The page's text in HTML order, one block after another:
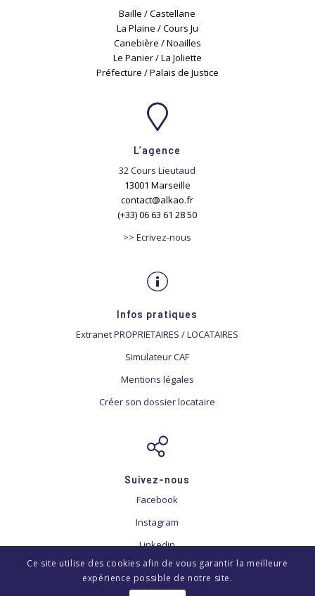
Baille / Castellane
La Plaine / Cours Ju
Canebière / Noailles
Le Panier / La Joliette
Préfecture / Palais de Justice
L’agence
32 Cours Lieutaud
13001 Marseille
contact@alkao.fr
(+33) 06 63 61 28 50
>> Ecrivez-nous
Infos pratiques
Extranet PROPRIETAIRES / LOCATAIRES
Simulateur CAF
Mentions légales
Créer son dossier locataire
Suivez-nous
Facebook
Instagram
Linkedin
Ce site utilise des cookies afin de vous garantir la meilleure
expérience possible de notre site.